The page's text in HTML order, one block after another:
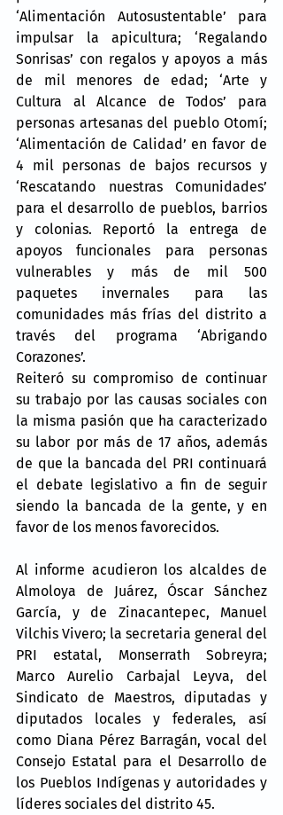
‘Alimentación Autosustentable’ para
impulsar la apicultura; ‘Regalando
Sonrisas’ con regalos y apoyos a más
de mil menores de edad; ‘Arte y
Cultura al Alcance de Todos’ para
personas artesanas del pueblo Otomí;
‘Alimentación de Calidad’ en favor de
4 mil personas de bajos recursos y
‘Rescatando nuestras Comunidades’
para el desarrollo de pueblos, barrios
y colonias. Reportó la entrega de
apoyos funcionales para personas
vulnerables y más de mil 500
paquetes invernales para las
comunidades más frías del distrito a
través del programa ‘Abrigando
Corazones’.
Reiteró su compromiso de continuar
su trabajo por las causas sociales con
la misma pasión que ha caracterizado
su labor por más de 17 años, además
de que la bancada del PRI continuará
el debate legislativo a fin de seguir
siendo la bancada de la gente, y en
favor de los menos favorecidos.
Al informe acudieron los alcaldes de
Almoloya de Juárez, Óscar Sánchez
García, y de Zinacantepec, Manuel
Vilchis Vivero; la secretaria general del
PRI estatal, Monserrath Sobreyra;
Marco Aurelio Carbajal Leyva, del
Sindicato de Maestros, diputadas y
diputados locales y federales, así
como Diana Pérez Barragán, vocal del
Consejo Estatal para el Desarrollo de
los Pueblos Indígenas y autoridades y
líderes sociales del distrito 45.